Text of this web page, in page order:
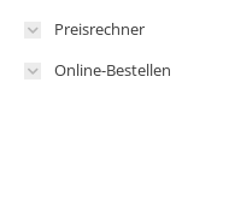
Preisrechner
Online-Bestellen